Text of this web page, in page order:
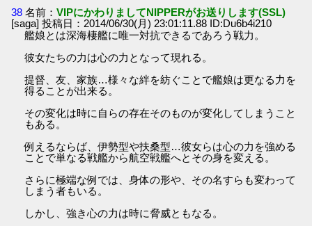
38 名前：VIPにかわりましてNIPPERがお送りします(SSL)
[saga] 投稿日：2014/06/30(月) 23:01:11.88 ID:Du6b4i210
艦娘とは深海棲艦に唯一対抗できるであろう戦力。
彼女たちの力は心の力となって現れる。
提督、友、家族…様々な絆を紡ぐことで艦娘は更なる力を
得ることが出来る。
その変化は時に自らの存在そのものが変化してしまうこと
もある。
例えるならば、伊勢型や扶桑型…彼女らは心の力を強める
ことで単なる戦艦から航空戦艦へとその身を変える。
さらに極端な例では、身体の形や、その名すらも変わって
しまう者もいる。
しかし、強き心の力は時に脅威ともなる。